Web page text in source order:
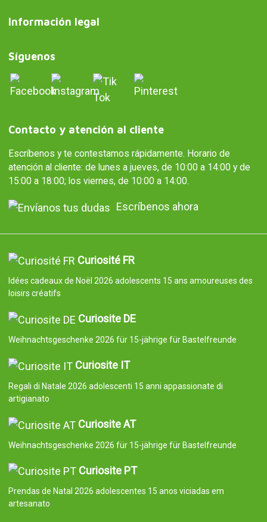
Información legal
Síguenos
Contacto y atención al cliente
Escríbenos y te contestamos rápidamente. Horario de
atención al cliente: de lunes a jueves, de 10:00 a 14:00 y de
15:00 a 18:00; los viernes, de 10:00 a 14:00.
Escríbenos ahora
Curiosité FR
Idées cadeaux de Noël 2026 adolescents 15 ans amoureuses des
loisirs créatifs
Curiosite DE
Weihnachtsgeschenke 2026 für 15-jährige für Bastelfreunde
Curiosite IT
Regali di Natale 2026 adolescenti 15 anni appassionate di
artigianato
Curiosite AT
Weihnachtsgeschenke 2026 für 15-jährige für Bastelfreunde
Curiosite PT
Prendas de Natal 2026 adolescentes 15 anos viciadas em
artesanato